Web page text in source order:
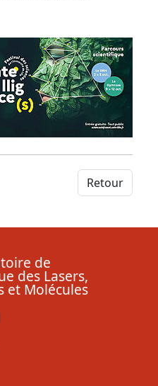
Retour
de
des Lasers,
et Molécules
fenêtre)